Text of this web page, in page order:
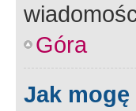
Góra
Jak